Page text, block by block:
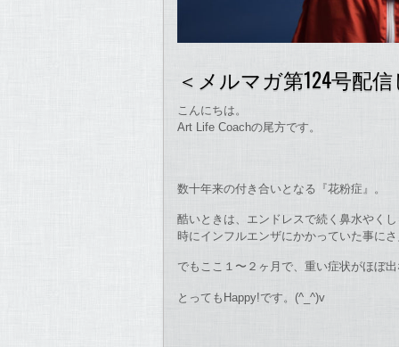
＜メルマガ第124号配
こんにちは。
Art Life Coachの尾方です。
数十年来の付き合いとなる『花粉症』。
酷いときは、エンドレスで続く鼻水やく
時にインフルエンザにかかっていた事に
でもここ１〜２ヶ月で、重い症状がほぼ
とってもHappy!です。(^_^)v